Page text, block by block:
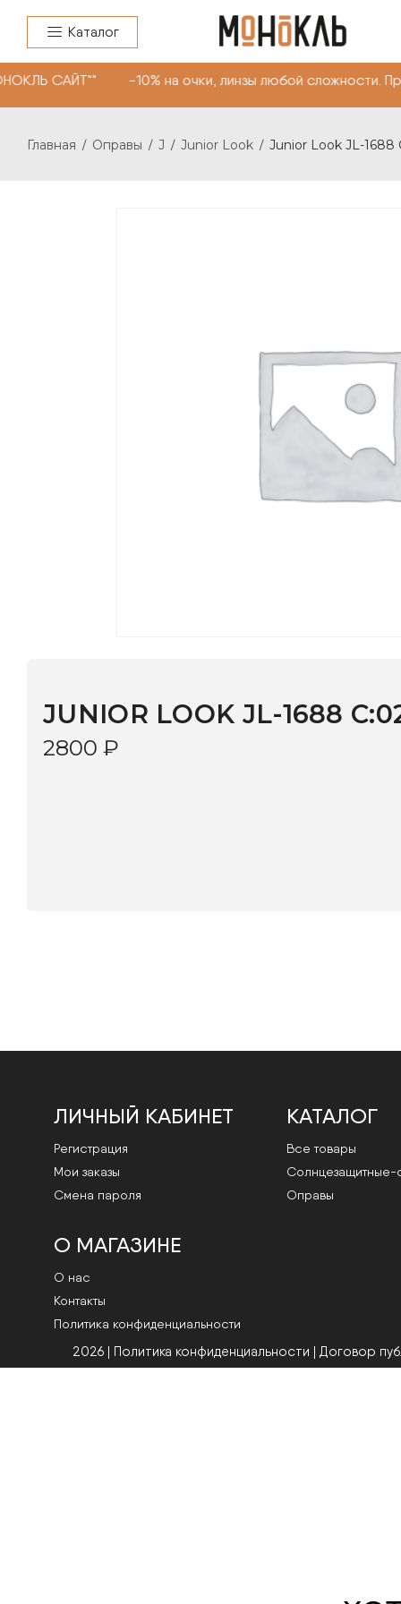
Каталог
САЙТ"" -10% на очки, линзы любой
Главная / Оправы / J / Junior Look / Junior Look JL-1688
ЛИЧНЫЙ КАБИНЕТ
Регистрация
Мои заказы
Смена пароля
КАТАЛОГ
Все товары
Cолнцезащитные-
Оправы
О МАГАЗИНЕ
О нас
Контакты
Политика конфиденциальности
2026 | Политика конфиденциальности | Договор